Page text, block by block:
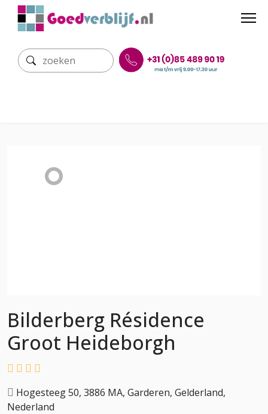
Bilderberg Résidence
Groot Heideborgh
Hogesteeg 50, 3886 MA, Garderen, Gelderland,
Nederland